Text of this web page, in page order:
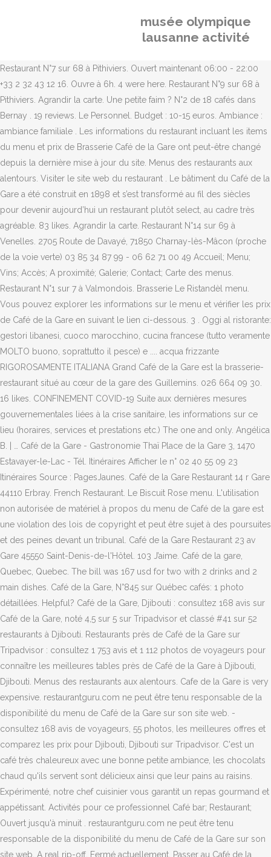
musée olympique
lausanne activité
Restaurant N°7 sur 68 à Pithiviers. Ouvert maintenant 06:00 - 22:00
+33 2 32 43 12 16. Ouvre à 6h. 4 were here. Restaurant N°9 sur 68 à
Pithiviers. Agrandir la carte. Une petite faim ? N°2 de 18 cafés dans
Bernay . 19 reviews. Le Personnel. Budget : 10-15 euros. Ambiance :
ambiance familiale . Les informations du restaurant incluant les items
du menu et prix de Brasserie Café de la Gare ont peut-être changé
depuis la dernière mise à jour du site. Menus des restaurants aux
alentours. Visiter le site web du restaurant . Le bâtiment du Café de la
Gare a été construit en 1898 et s’est transformé au fil des siècles
pour devenir aujourd’hui un restaurant plutôt select, au cadre très
agréable. 83 likes. Agrandir la carte. Restaurant N°14 sur 69 à
Venelles. 2705 Route de Davayé, 71850 Charnay-lès-Mâcon (proche
de la voie verte) 03 85 34 87 99 - 06 62 71 00 49 Accueil; Menu;
Vins; Accès; A proximité; Galerie; Contact; Carte des menus.
Restaurant N°1 sur 7 à Valmondois. Brasserie Le Ristandèl menu.
Vous pouvez explorer les informations sur le menu et vérifier les prix
de Café de la Gare en suivant le lien ci-dessous. 3 . Oggi al ristorante:
gestori libanesi, cuoco marocchino, cucina francese (tutto veramente
MOLTO buono, soprattutto il pesce) e .... acqua frizzante
RIGOROSAMENTE ITALIANA Grand Café de la Gare est la brasserie-
restaurant situé au cœur de la gare des Guillemins. 026 664 09 30.
16 likes. CONFINEMENT COVID-19 Suite aux dernières mesures
gouvernementales liées à la crise sanitaire, les informations sur ce
lieu (horaires, services et prestations etc.) The one and only. Angélica
B. | … Café de la Gare - Gastronomie Thaï Place de la Gare 3, 1470
Estavayer-le-Lac - Tél. Itinéraires Afficher le n° 02 40 55 09 23
Itinéraires Source : PagesJaunes. Café de la Gare Restaurant 14 r Gare
44110 Erbray. French Restaurant. Le Biscuit Rose menu. L'utilisation
non autorisée de matériel à propos du menu de Café de la gare est
une violation des lois de copyright et peut être sujet à des poursuites
et des peines devant un tribunal. Café de la Gare Restaurant 23 av
Gare 45550 Saint-Denis-de-l'Hôtel. 103 J’aime. Café de la gare,
Quebec, Quebec. The bill was 167 usd for two with 2 drinks and 2
main dishes. Café de la Gare, N°845 sur Québec cafés: 1 photo
détaillées. Helpful? Café de la Gare, Djibouti : consultez 168 avis sur
Café de la Gare, noté 4,5 sur 5 sur Tripadvisor et classé #41 sur 52
restaurants à Djibouti. Restaurants près de Café de la Gare sur
Tripadvisor : consultez 1 753 avis et 1 112 photos de voyageurs pour
connaître les meilleures tables près de Café de la Gare à Djibouti,
Djibouti. Menus des restaurants aux alentours. Cafe de la Gare is very
expensive. restaurantguru.com ne peut être tenu responsable de la
disponibilité du menu de Café de la Gare sur son site web. -
consultez 168 avis de voyageurs, 55 photos, les meilleures offres et
comparez les prix pour Djibouti, Djibouti sur Tripadvisor. C'est un
café très chaleureux avec une bonne petite ambiance, les chocolats
chaud qu'ils servent sont délicieux ainsi que leur pains au raisins.
Expérimenté, notre chef cuisinier vous garantit un repas gourmand et
appétissant. Activités pour ce professionnel Café bar; Restaurant;
Ouvert jusqu'à minuit . restaurantguru.com ne peut être tenu
responsable de la disponibilité du menu de Café de la Gare sur son
site web. A real rip-off. Fermé actuellement. Passer au Café de la